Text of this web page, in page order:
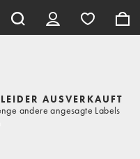
AUSVERKAUFT
andere angesagte Labels